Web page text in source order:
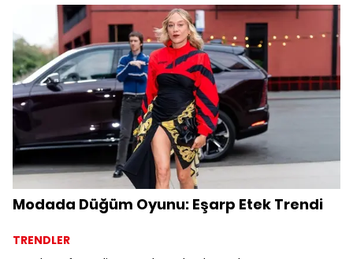
Modada Düğüm Oyunu: Eşarp Etek Trendi
TRENDLER